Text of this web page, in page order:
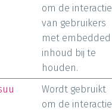
om de interactie
van gebruikers
met embedded
inhoud bij te
houden.
Wordt gebruikt
om de interactie